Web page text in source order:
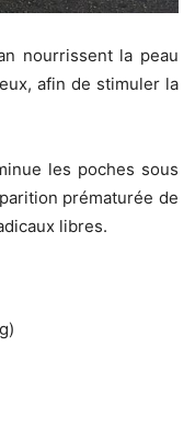
nourrissent la peau
afin de stimuler la
les poches sous
prématurée de
libres.